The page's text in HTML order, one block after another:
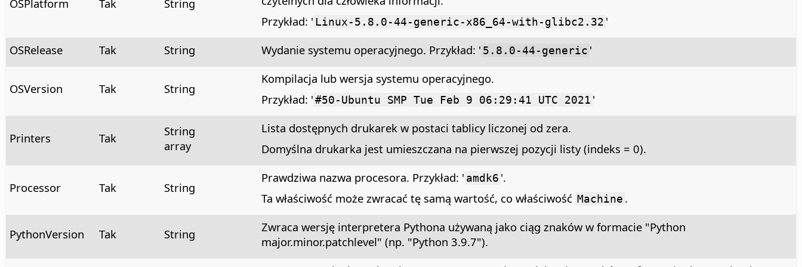
OSPlatform Tak String
Przykład: ' Linux-5.8.0-44-generic-x86_64-with-glibc2.32 '
OSRelease
Tak String Wydanie systemu operacyjnego. Przykład: ' 5.8.0-44-generic '
OSVersion Tak String
Kompilacja lub wersja systemu operacyjnego.
Przykład: '#50-Ubuntu SMP Tue Feb 9 06:29:41 UTC 2021 '
Printers Tak
String
array
Lista dostępnych drukarek w postaci tablicy liczonej od zera.
Domyślna drukarka jest umieszczana na pierwszej pozycji listy (indeks = 0).
Processor Tak String
Prawdziwa nazwa procesora. Przykład: ' amdk6 '.
Ta właściwość może zwracać tę samą wartość, co właściwość Machine .
PythonVersion Tak String
Zwraca wersję interpretera Pythona używaną jako ciąg znaków w formacie "Python
major.minor.patchlevel" (np. "Python 3.9.7").